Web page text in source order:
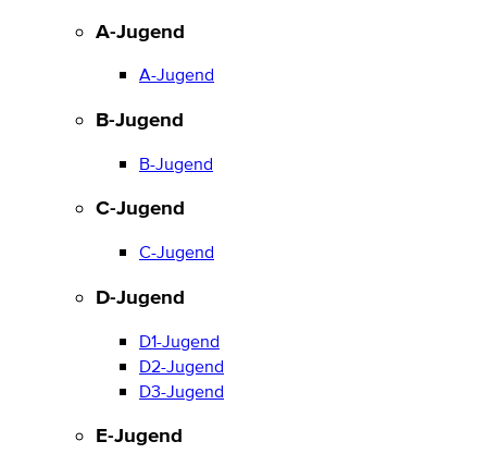
A-Jugend
A-Jugend
B-Jugend
B-Jugend
C-Jugend
C-Jugend
D-Jugend
D1-Jugend
D2-Jugend
D3-Jugend
E-Jugend